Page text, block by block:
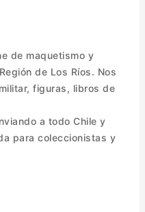
de maquetismo y
de Los Ríos. Nos
figuras, libros de
a todo Chile y
para coleccionistas y